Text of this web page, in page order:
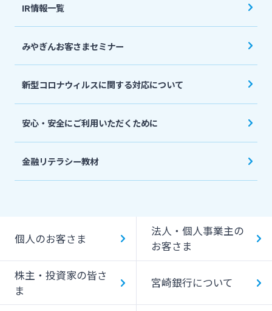
採用情報
IR情報一覧
みやぎんお客さまセミナー
新型コロナウィルスに関する対応について
安心・安全にご利用いただくために
金融リテラシー教材
個人のお客さま
法人・個人事業主の
お客さま
株主・投資家の皆さ
ま
宮崎銀行について